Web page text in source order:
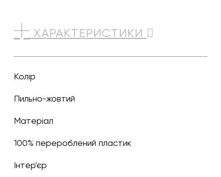
ХАРАКТЕРИСТИКИ
Колір
пильно-жовтий
Матеріал
100% перероблений пластик
Інтер'єр